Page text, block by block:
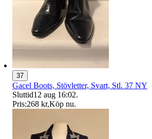
37
Gacel Boots, Stövletter, Svart, Stl. 37 NY
Sluttid12 aug 16:02.
Pris:268 kr,Köp nu.